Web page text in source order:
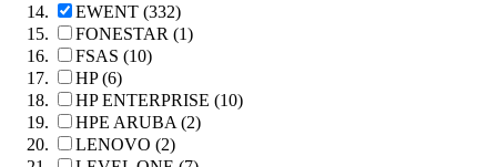
EWENT (332)
FONESTAR (1)
FSAS (10)
HP (6)
HP ENTERPRISE (10)
HPE ARUBA (2)
LENOVO (2)